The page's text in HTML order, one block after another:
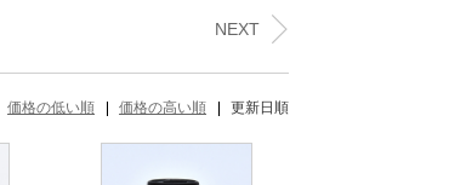
NEXT
価格の低い順 価格の高い順 更新日順